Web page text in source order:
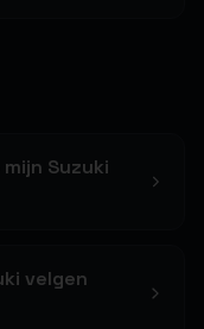
Suzuki
velgen